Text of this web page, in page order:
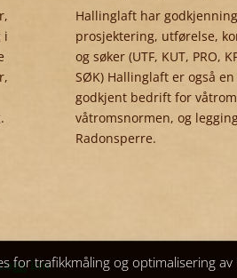
i
Hallinglaft har
prosjektering, utførelse,
og søker (UTF, KUT, PRO,
SØK) Hallinglaft er også en
godkjent bedrift for
våtromsnormen, og
Radonsperre.
inn
for trafikkmåling og optimalisering